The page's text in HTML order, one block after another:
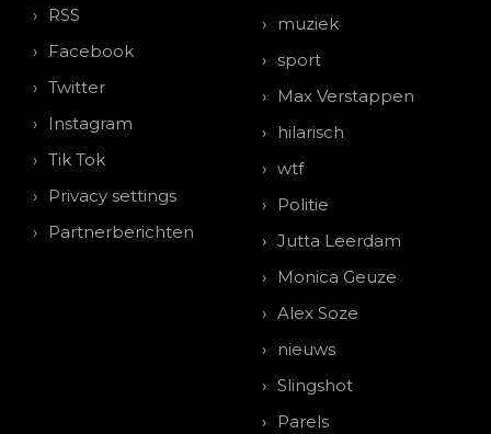
RSS
Facebook
Twitter
Instagram
Tik Tok
Privacy settings
Partnerberichten
muziek
sport
Max Verstappen
hilarisch
wtf
Politie
Jutta Leerdam
Monica Geuze
Alex Soze
nieuws
Slingshot
Parels